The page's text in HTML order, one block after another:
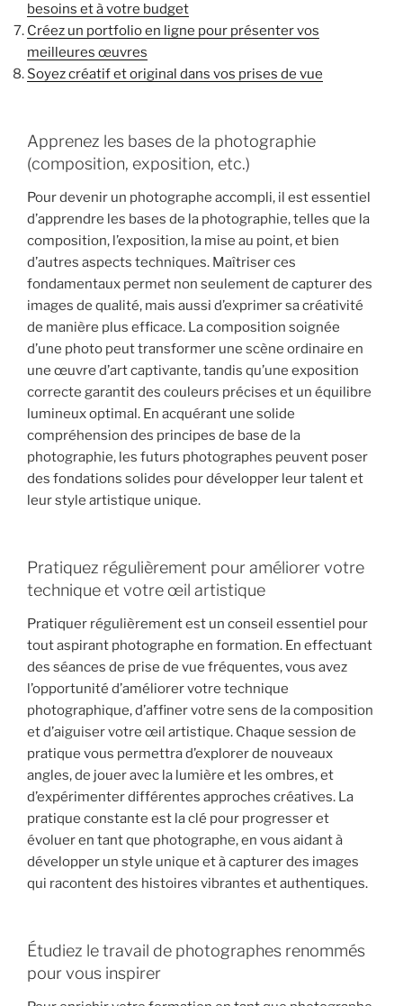
besoins et à votre budget
Créez un portfolio en ligne pour présenter vos
meilleures œuvres
Soyez créatif et original dans vos prises de vue
Apprenez les bases de la photographie
(composition, exposition, etc.)
Pour devenir un photographe accompli, il est essentiel
d’apprendre les bases de la photographie, telles que la
composition, l’exposition, la mise au point, et bien
d’autres aspects techniques. Maîtriser ces
fondamentaux permet non seulement de capturer des
images de qualité, mais aussi d’exprimer sa créativité
de manière plus efficace. La composition soignée
d’une photo peut transformer une scène ordinaire en
une œuvre d’art captivante, tandis qu’une exposition
correcte garantit des couleurs précises et un équilibre
lumineux optimal. En acquérant une solide
compréhension des principes de base de la
photographie, les futurs photographes peuvent poser
des fondations solides pour développer leur talent et
leur style artistique unique.
Pratiquez régulièrement pour améliorer votre
technique et votre œil artistique
Pratiquer régulièrement est un conseil essentiel pour
tout aspirant photographe en formation. En effectuant
des séances de prise de vue fréquentes, vous avez
l’opportunité d’améliorer votre technique
photographique, d’affiner votre sens de la composition
et d’aiguiser votre œil artistique. Chaque session de
pratique vous permettra d’explorer de nouveaux
angles, de jouer avec la lumière et les ombres, et
d’expérimenter différentes approches créatives. La
pratique constante est la clé pour progresser et
évoluer en tant que photographe, en vous aidant à
développer un style unique et à capturer des images
qui racontent des histoires vibrantes et authentiques.
Étudiez le travail de photographes renommés
pour vous inspirer